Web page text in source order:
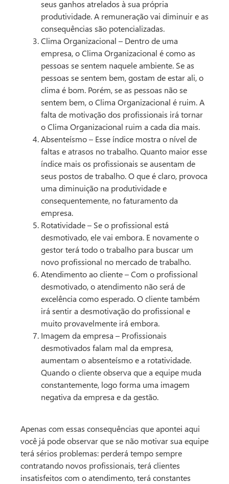
seus ganhos atrelados à sua própria
produtividade. A remuneração vai diminuir e as
consequências são potencializadas.
Clima Organizacional – Dentro de uma
empresa, o Clima Organizacional é como as
pessoas se sentem naquele ambiente. Se as
pessoas se sentem bem, gostam de estar ali, o
clima é bom. Porém, se as pessoas não se
sentem bem, o Clima Organizacional é ruim. A
falta de motivação dos profissionais irá tornar
o Clima Organizacional ruim a cada dia mais.
Absenteísmo – Esse índice mostra o nível de
faltas e atrasos no trabalho. Quanto maior esse
índice mais os profissionais se ausentam de
seus postos de trabalho. O que é claro, provoca
uma diminuição na produtividade e
consequentemente, no faturamento da
empresa.
Rotatividade – Se o profissional está
desmotivado, ele vai embora. E novamente o
gestor terá todo o trabalho para buscar um
novo profissional no mercado de trabalho.
Atendimento ao cliente – Com o profissional
desmotivado, o atendimento não será de
excelência como esperado. O cliente também
irá sentir a desmotivação do profissional e
muito provavelmente irá embora.
Imagem da empresa – Profissionais
desmotivados falam mal da empresa,
aumentam o absenteísmo e a rotatividade.
Quando o cliente observa que a equipe muda
constantemente, logo forma uma imagem
negativa da empresa e da gestão.
Apenas com essas consequências que apontei aqui
você já pode observar que se não motivar sua equipe
terá sérios problemas: perderá tempo sempre
contratando novos profissionais, terá clientes
insatisfeitos com o atendimento, terá constantes